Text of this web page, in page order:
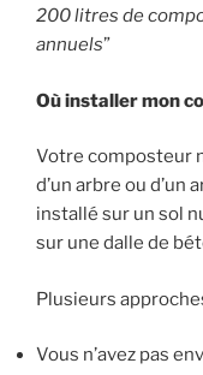
200 litres de
annuels”
Où installer mon
Votre composteur
d’un arbre ou d’un
installé sur un sol
sur une dalle de
Plusieurs
Vous n’avez pas